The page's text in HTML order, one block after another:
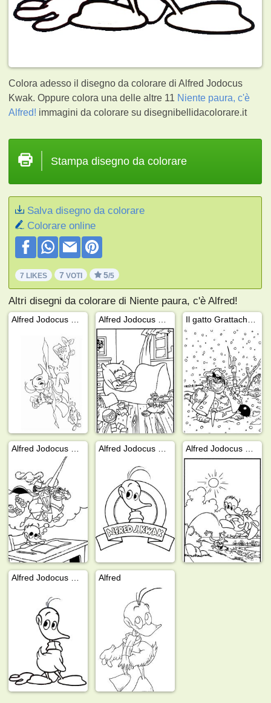
Colora adesso il disegno da colorare di Alfred Jodocus
Kwak. Oppure colora una delle altre 11 Niente paura, c'è
Alfred! immagini da colorare su disegnibellidacolorare.it
Stampa disegno da colorare
Salva disegno da colorare
Colorare online
7 LIKES 7 VOTI 5/5
Altri disegni da colorare di Niente paura, c'è Alfred!
Alfred